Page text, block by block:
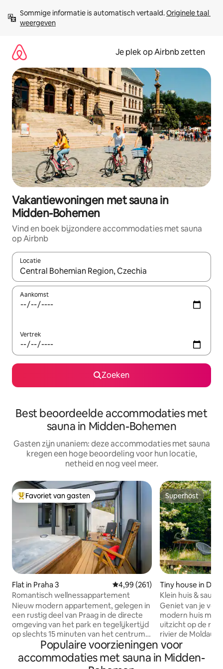
direct
naar
Sommige informatie is automatisch vertaald. Originele taal
weergeven
Je plek op Airbnb zetten
Vakantiewoningen met sauna in
Midden-Bohemen
Vind en boek bijzondere accommodaties met sauna
op Airbnb
Locatie
Wanneer er resultaten beschikbaar zijn, maak je een keuze
Aankomst
Vertrek
Zoeken
Best beoordeelde accommodaties met
sauna in Midden-Bohemen
Gasten zijn unaniem: deze accommodaties met sauna
kregen een hoge beoordeling voor hun locatie,
netheid en nog veel meer.
Topfavoriet van gasten
Favoriet van gasten
Flat in Praha 3 Gemiddelde beoordeling van
4,99 (261)
Romantisch wellnessappartement
Nieuw modern appartement, gelegen in
een rustig deel van Praag in de directe
omgeving van het park en tegelijkertijd
op slechts 15 minuten van het centrum
van Praag. Het is geschikt voor 2
personen die op zoek zijn naar de
drukte van de stad en tegelijkertijd na
Superhost
Superhost
Tiny house in
Klein huis &
minuten van
Geniet van je
modern huis met
uitzicht op de
rivier de Moldau,
een rots, direct
Kilián, waar in
mannelijke
Populaire voorzieningen voor
accommodaties met sauna in Midden-